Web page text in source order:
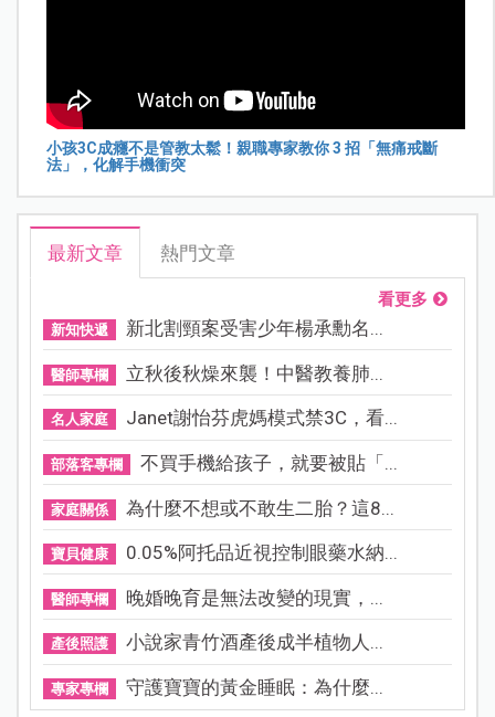
小孩3C成癮不是管教太鬆！親職專家教你 3 招「無痛戒斷
法」，化解手機衝突
最新文章 熱門文章
看更多
新知快遞 新北割頸案受害少年楊承勳名...
醫師專欄 立秋後秋燥來襲！中醫教養肺...
名人家庭 Janet謝怡芬虎媽模式禁3C，看...
部落客專欄 不買手機給孩子，就要被貼「...
家庭關係 為什麼不想或不敢生二胎？這8...
寶貝健康 0.05%阿托品近視控制眼藥水納...
醫師專欄 晚婚晚育是無法改變的現實，...
產後照護 小說家青竹酒產後成半植物人...
專家專欄 守護寶寶的黃金睡眠：為什麼...